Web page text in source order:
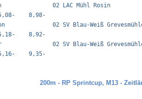
02 LAC Mühl Rosin
8,98-
02 SV Blau-Weiß
8,92-
02 SV Blau-Weiß
9,35-
200m - RP Sprintcup, M13 -